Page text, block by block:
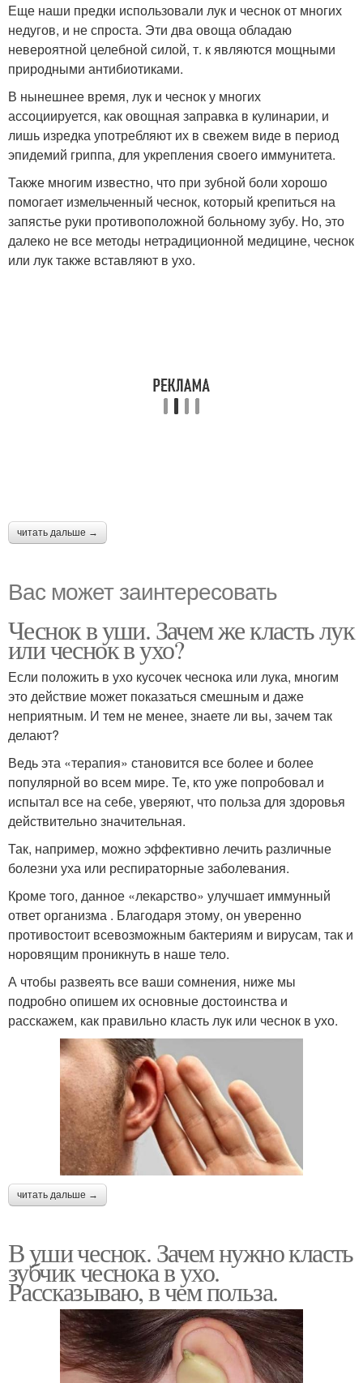
Еще наши предки использовали лук и чеснок от многих
недугов, и не спроста. Эти два овоща обладаю
невероятной целебной силой, т. к являются мощными
природными антибиотиками.
В нынешнее время, лук и чеснок у многих
ассоциируется, как овощная заправка в кулинарии, и
лишь изредка употребляют их в свежем виде в период
эпидемий гриппа, для укрепления своего иммунитета.
Также многим известно, что при зубной боли хорошо
помогает измельченный чеснок, который крепиться на
запястье руки противоположной больному зубу. Но, это
далеко не все методы нетрадиционной медицине, чеснок
или лук также вставляют в ухо.
читать дальше →
Вас может заинтересовать
Чеснок в уши. Зачем же класть лук
или чеснок в ухо?
Если положить в ухо кусочек чеснока или лука, многим
это действие может показаться смешным и даже
неприятным. И тем не менее, знаете ли вы, зачем так
делают?
Ведь эта «терапия» становится все более и более
популярной во всем мире. Те, кто уже попробовал и
испытал все на себе, уверяют, что польза для здоровья
действительно значительная.
Так, например, можно эффективно лечить различные
болезни уха или респираторные заболевания.
Кроме того, данное «лекарство» улучшает иммунный
ответ организма . Благодаря этому, он уверенно
противостоит всевозможным бактериям и вирусам, так и
норовящим проникнуть в наше тело.
А чтобы развеять все ваши сомнения, ниже мы
подробно опишем их основные достоинства и
расскажем, как правильно класть лук или чеснок в ухо.
читать дальше →
В уши чеснок. Зачем нужно класть
зубчик чеснока в ухо.
Рассказываю, в чем польза.